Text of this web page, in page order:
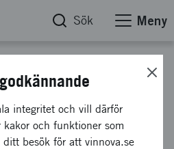
Sök Meny
2021 -
integritet och vill därför
och funktioner som
besök för att vinnova.se